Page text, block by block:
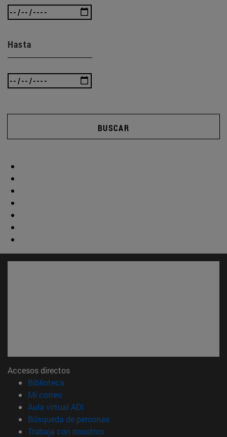
Hasta
BUSCAR
Accesos directos
Biblioteca
Mi correo(abre en nueva ventana)
Aula virtual ADI
Búsqueda de personas(abre en nueva ventana)
Trabaja con nosotros(abre en nueva ventana)